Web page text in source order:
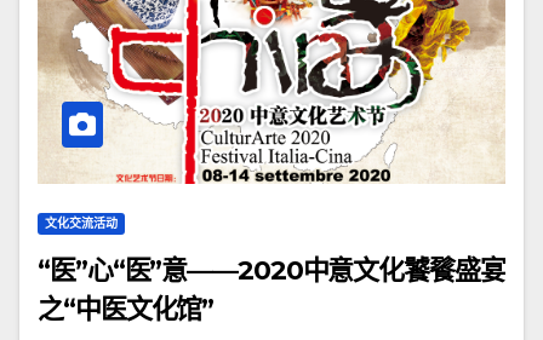
文化交流活动
“医”心“医”意——2020中意文化饕餮盛宴
之“中医文化馆”